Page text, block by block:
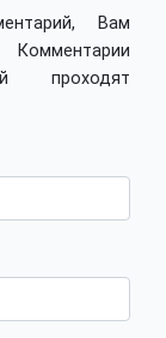
Вам
Комментарии
проходят